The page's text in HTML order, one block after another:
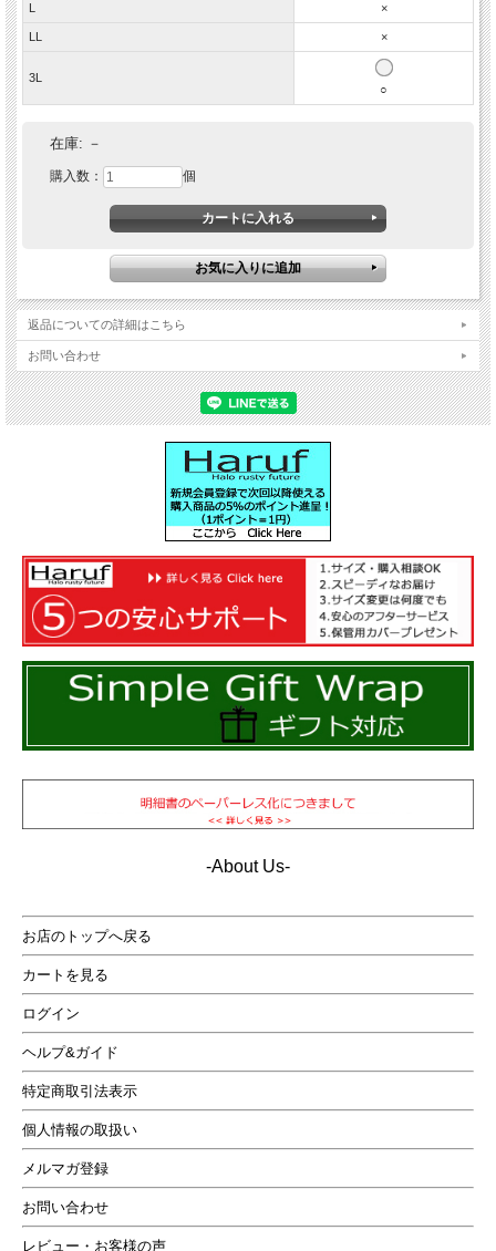
希少な馬革オイルレザーにウォッシュ＆ビンテージ加工
を施した渋い仕上がりのダブルライダースジャケッ
ト！ 着込むほどに経年変化でかっこよくなる・・・
ダブルライダースは衿の形をおしゃれに楽しめる・・・
開けても閉めてもスタイリッシュに着こなせる・・・
×
×
3L
○
在庫: －
購入数： 個
返品についての詳細はこちら
お問い合わせ
-About Us-
お店のトップへ戻る
カートを見る
ログイン
ヘルプ&ガイド
特定商取引法表示
個人情報の取扱い
メルマガ登録
お問い合わせ
レビュー・お客様の声